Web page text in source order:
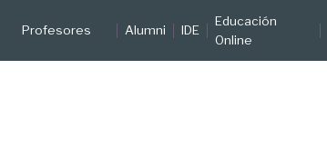
Profesores Alumni IDE
Educación
Online